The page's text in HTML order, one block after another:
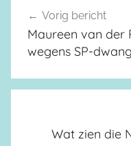
Vorig bericht
Maureen van der
wegens SP-
Wat zien die